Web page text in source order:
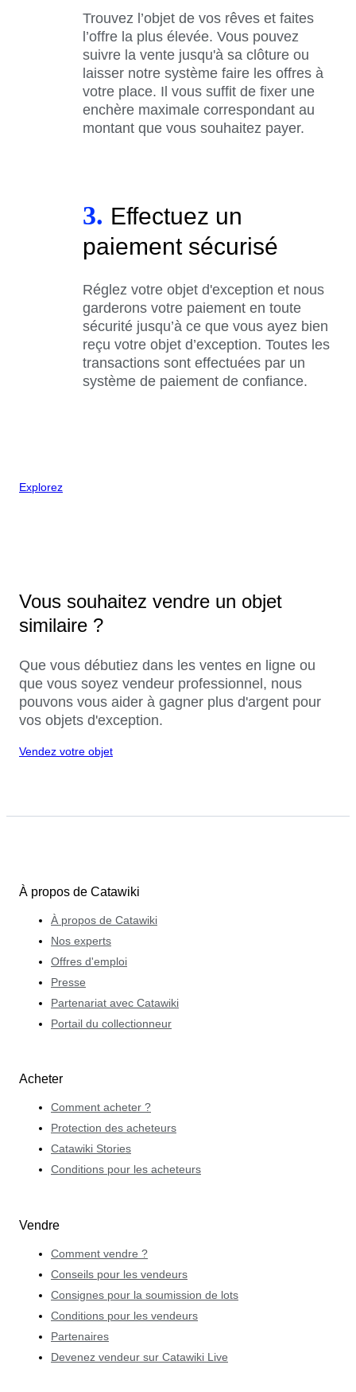
Trouvez l’objet de vos rêves et faites
l’offre la plus élevée. Vous pouvez
suivre la vente jusqu'à sa clôture ou
laisser notre système faire les offres à
votre place. Il vous suffit de fixer une
enchère maximale correspondant au
montant que vous souhaitez payer.
3. Effectuez un
paiement sécurisé
Réglez votre objet d'exception et nous
garderons votre paiement en toute
sécurité jusqu’à ce que vous ayez bien
reçu votre objet d’exception. Toutes les
transactions sont effectuées par un
système de paiement de confiance.
Explorez
Vous souhaitez vendre un objet
similaire ?
Que vous débutiez dans les ventes en ligne ou
que vous soyez vendeur professionnel, nous
pouvons vous aider à gagner plus d'argent pour
vos objets d'exception.
Vendez votre objet
À propos de Catawiki
À propos de Catawiki
Nos experts
Offres d'emploi
Presse
Partenariat avec Catawiki
Portail du collectionneur
Acheter
Comment acheter ?
Protection des acheteurs
Catawiki Stories
Conditions pour les acheteurs
Vendre
Comment vendre ?
Conseils pour les vendeurs
Consignes pour la soumission de lots
Conditions pour les vendeurs
Partenaires
Devenez vendeur sur Catawiki Live